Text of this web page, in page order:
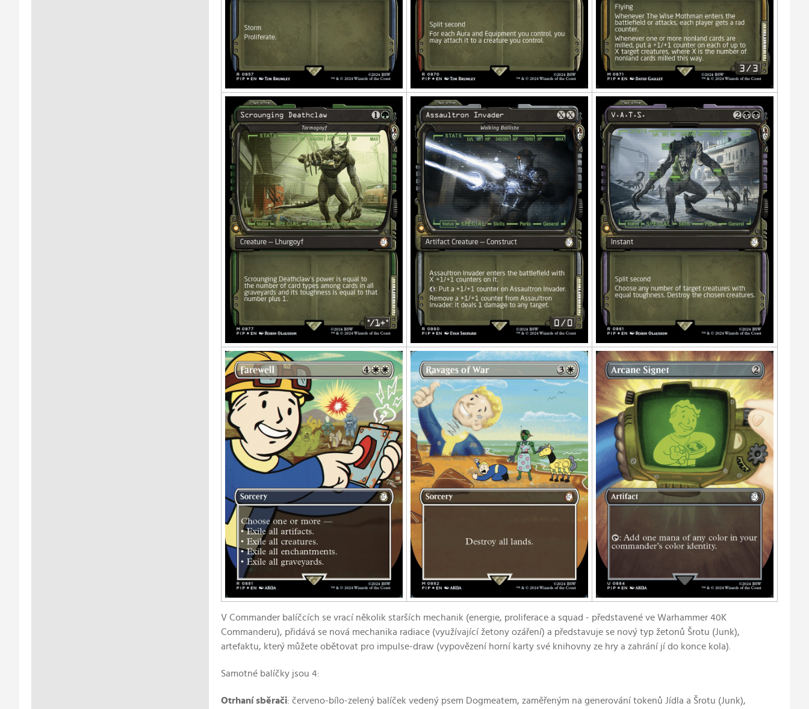
V Commander balíčcích se vrací několik starších mechanik (energie, proliferace a squad - představené ve Warhammer 40K
Commanderu), přidává se nová mechanika radiace (využívající žetony ozáření) a představuje se nový typ žetonů Šrotu (Junk),
artefaktu, který můžete obětovat pro impulse-draw (vypovězení horní karty své knihovny ze hry a zahrání jí do konce kola).
Samotné balíčky jsou 4:
Otrhaní sběrači: červeno-bílo-zelený balíček vedený psem Dogmeatem, zaměřeným na generování tokenů Jídla a Šrotu (Junk),